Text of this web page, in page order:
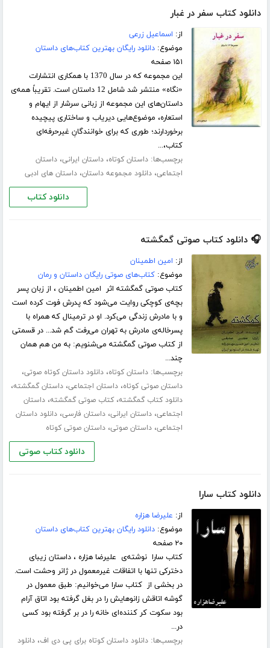
دانلود کتاب سفر در غبار
از: اسماعیل زرعی
موضوع:دانلود رایگان بهترین کتاب‌های داستان
۱۵۱ صفحه
این مجموعه که در سال 1370 با همکاری انتشارات
«نگاه» منتشر شد شامل 12 داستان است. تقریباً همه‌ی
داستان‌های این مجموعه از زبانی سرشار از ایهام و
استعاره‌، موضوع‌هایی دیریاب و ساختاری پیچیده‌
برخوردارند‌‌؛ طوری‌ که برای خوانندگان‌ِ غیرحرفه‌ای
کتاب‌،...
برچسب‌ها:داستان کوتاه،داستان ایرانی،داستان
اجتماعی،دانلود مجموعه داستان،داستان های ادبی
دانلود کتاب
🎧 دانلود کتاب صوتی گمگشته
از: امین اطمینان
موضوع:کتاب‌های صوتی رایگان داستان و رمان
کتاب صوتی گمگشته اثر امین اطمینان ، از زبان پسر
بچه‌‌ی کوچکی روایت می‌شود که پدرش فوت کرده است
و با مادرش زندگی می‌کرد. او در ترمینال که همراه با
پسرخاله‌ی مادرش به تهران می‌رفت گم شد... در قسمتی
از کتاب صوتی گمگشته می‌شنویم: به من هم همان
چند...
برچسب‌ها:داستان کوتاه،دانلود داستان کوتاه صوتی،
داستان صوتی کوتاه،داستان اجتماعی،داستان گمگشته،
دانلود کتاب گمگشته،کتاب صوتی گمگشته،داستان
اجتماعی،داستان ایرانی،داستان فارسی،دانلود داستان
اجتماعی،داستان صوتی،داستان صوتی کوتاه
دانلود کتاب صوتی
دانلود کتاب سارا
از: علیرضا هزاره
موضوع:دانلود رایگان بهترین کتاب‌های داستان
۲۰ صفحه
کتاب سارا نوشته‌ی علیرضا هزاره ، داستان زیبای
دخترکی تنها با اتفاقات غیرمعمول در ژانر وحشت است.
در بخشی از کتاب سارا می‌خوانیم: طبق معمول در
گوشه اتاقش زانوهایش را در بغل گرفته بود اتاق آرام
بود سکوت کر کننده‌ای خانه را در بر گرفته بود کسی
در...
برچسب‌ها:دانلود داستان کوتاه برای پی دی اف،دانلود